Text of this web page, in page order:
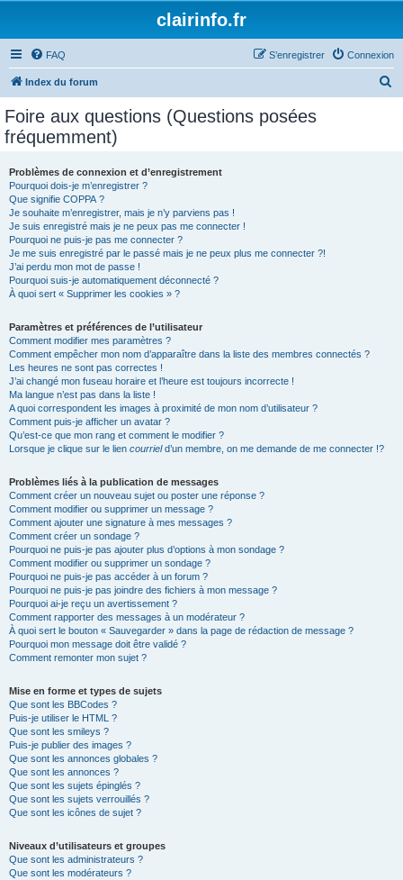
clairinfo.fr
FAQ Connexion
S’enregistrer
Index du forum
Foire aux questions (Questions posées
fréquemment)
Problèmes de connexion et d’enregistrement
Pourquoi dois-je m’enregistrer ?
Que signifie COPPA ?
Je souhaite m’enregistrer, mais je n’y parviens pas !
Je suis enregistré mais je ne peux pas me connecter !
Pourquoi ne puis-je pas me connecter ?
Je me suis enregistré par le passé mais je ne peux plus me connecter ?!
J’ai perdu mon mot de passe !
Pourquoi suis-je automatiquement déconnecté ?
À quoi sert « Supprimer les cookies » ?
Paramètres et préférences de l’utilisateur
Comment modifier mes paramètres ?
Comment empêcher mon nom d’apparaître dans la liste des membres connectés ?
Les heures ne sont pas correctes !
J’ai changé mon fuseau horaire et l’heure est toujours incorrecte !
Ma langue n’est pas dans la liste !
A quoi correspondent les images à proximité de mon nom d’utilisateur ?
Comment puis-je afficher un avatar ?
Qu’est-ce que mon rang et comment le modifier ?
Lorsque je clique sur le lien courrield’un membre, on me demande de me connecter !?
Problèmes liés à la publication de messages
Comment créer un nouveau sujet ou poster une réponse ?
Comment modifier ou supprimer un message ?
Comment ajouter une signature à mes messages ?
Comment créer un sondage ?
Pourquoi ne puis-je pas ajouter plus d’options à mon sondage ?
Comment modifier ou supprimer un sondage ?
Pourquoi ne puis-je pas accéder à un forum ?
Pourquoi ne puis-je pas joindre des fichiers à mon message ?
Pourquoi ai-je reçu un avertissement ?
Comment rapporter des messages à un modérateur ?
À quoi sert le bouton « Sauvegarder » dans la page de rédaction de message ?
Pourquoi mon message doit être validé ?
Comment remonter mon sujet ?
Mise en forme et types de sujets
Que sont les BBCodes ?
Puis-je utiliser le HTML ?
Que sont les smileys ?
Puis-je publier des images ?
Que sont les annonces globales ?
Que sont les annonces ?
Que sont les sujets épinglés ?
Que sont les sujets verrouillés ?
Que sont les icônes de sujet ?
Niveaux d’utilisateurs et groupes
Que sont les administrateurs ?
Que sont les modérateurs ?